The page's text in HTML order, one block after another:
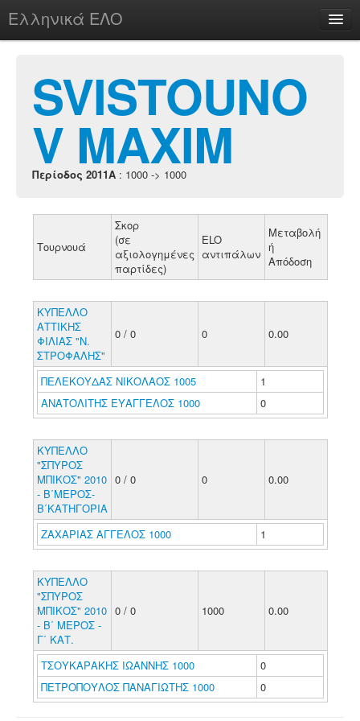
Ελληνικά ΕΛΟ
chesstu.be @ discord
Login
SVISTOUNO
V MAXIM
Περίοδος 2011A : 1000 -> 1000
Τουρνουά
Σκορ
(σε
αξιολογημένες
παρτίδες)
ELO
αντιπάλων
Μεταβολή
ή
Απόδοση
ΚΥΠΕΛΛΟ
ΑΤΤΙΚΗΣ
ΦΙΛΙΑΣ "Ν.
ΣΤΡΟΦΑΛΗΣ"
0 / 0 0 0.00
ΠΕΛΕΚΟΥΔΑΣ ΝΙΚΟΛΑΟΣ 1005
1
ΑΝΑΤΟΛΙΤΗΣ ΕΥΑΓΓΕΛΟΣ 1000
0
ΚΥΠΕΛΛΟ
"ΣΠΥΡΟΣ
ΜΠΙΚΟΣ" 2010
- Β΄ΜΕΡΟΣ-
Β΄ΚΑΤΗΓΟΡΙΑ
0 / 0 0 0.00
ΖΑΧΑΡΙΑΣ ΑΓΓΕΛΟΣ 1000 1
ΚΥΠΕΛΛΟ
"ΣΠΥΡΟΣ
ΜΠΙΚΟΣ" 2010
- Β΄ ΜΕΡΟΣ -
Γ΄ ΚΑΤ.
0 / 0 1000 0.00
ΤΣΟΥΚΑΡΑΚΗΣ ΙΩΑΝΝΗΣ 1000
0
ΠΕΤΡΟΠΟΥΛΟΣ ΠΑΝΑΓΙΩΤΗΣ 1000
0